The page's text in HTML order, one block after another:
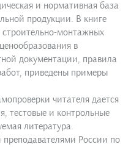
и нормативная база
продукции. В книге
монтажных
в
документации, правила
приведены примеры
читателя дается
тестовые и контрольные
литература.
России по